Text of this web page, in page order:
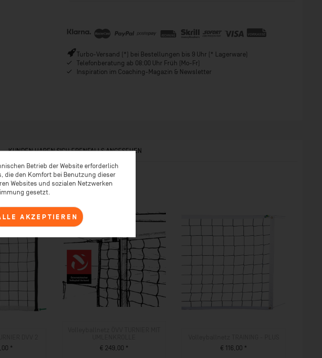
Turbo-Versand (*) bei Bestellungen bis 9 Uhr (* Lagerware)
Telefonberatung ab 08:00 Uhr Früh (Mo-Fr)
Inspiration im Coaching-Magazin & Newsletter
KUNDEN HABEN SICH EBENFALLS ANGESEHEN
*
€ 249,00 *
€ 116,00 *
Betrieb der Website erforderlich
die den Komfort bei Benutzung dieser
Websites und sozialen Netzwerken
gesetzt.
AKZEPTIEREN